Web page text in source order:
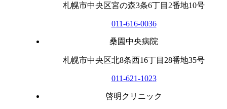
札幌市中央区宮の森3条6丁目2番地10号
011-616-0036
桑園中央病院
札幌市中央区北8条西16丁目28番地35号
011-621-1023
啓明クリニック